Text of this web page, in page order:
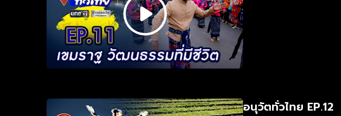
อนุวัตทั่วไทย EP.12